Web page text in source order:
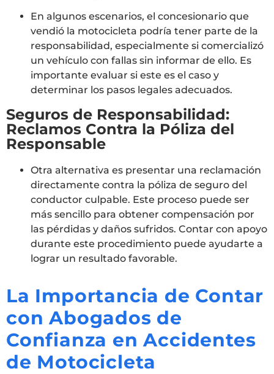
En algunos escenarios, el concesionario que
vendió la motocicleta podría tener parte de la
responsabilidad, especialmente si comercializó
un vehículo con fallas sin informar de ello. Es
importante evaluar si este es el caso y
determinar los pasos legales adecuados.
Seguros de Responsabilidad:
Reclamos Contra la Póliza del
Responsable
Otra alternativa es presentar una reclamación
directamente contra la póliza de seguro del
conductor culpable. Este proceso puede ser
más sencillo para obtener compensación por
las pérdidas y daños sufridos. Contar con apoyo
durante este procedimiento puede ayudarte a
lograr un resultado favorable.
La Importancia de Contar
con Abogados de
Confianza en Accidentes
de Motocicleta